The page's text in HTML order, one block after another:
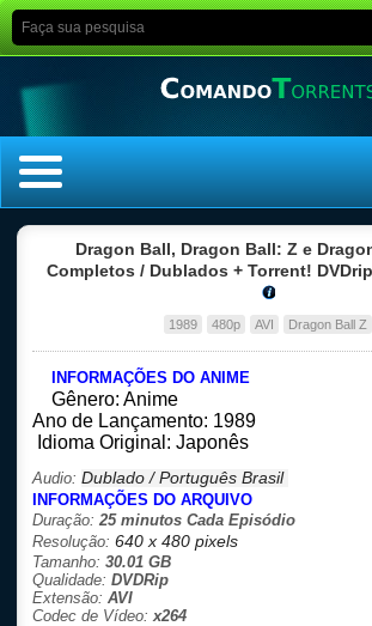
Top Filmes
Top Séries
Legendado
Dragon Ball, Dragon Ball: Z e
Completos / Dublados + Torrent!
1989 480p AVI Dragon Ball Z
INFORMAÇÕES DO ANIME
Gênero: Anime
Ano de Lançamento: 1989
Idioma Original: Japonês
Audio: Dublado / Português Brasil
INFORMAÇÕES DO ARQUIVO
Duração: 25 minutos Cada Episódio
Resolução: 640 x 480 pixels
Tamanho: 30.01 GB
Qualidade: DVDRip
Extensão: AVI
Codec de Vídeo:x264